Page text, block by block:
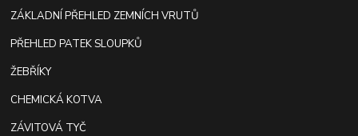
ZÁKLADNÍ PŘEHLED ZEMNÍCH VRUTŮ
PŘEHLED PATEK SLOUPKŮ
ŽEBŘÍKY
CHEMICKÁ KOTVA
ZÁVITOVÁ TYČ